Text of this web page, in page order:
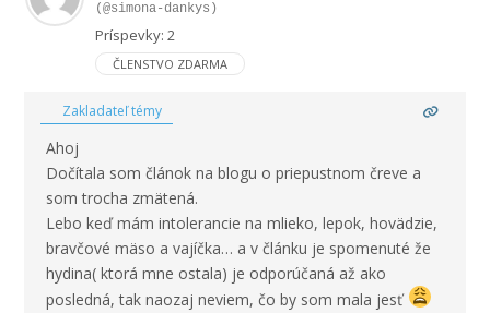
(@simona-dankys)
Príspevky: 2
ČLENSTVO ZDARMA
Zakladateľ témy
Ahoj
Dočítala som článok na blogu o priepustnom čreve a
som trocha zmätená.
Lebo keď mám intolerancie na mlieko, lepok, hovädzie,
bravčové mäso a vajíčka… a v článku je spomenuté že
hydina( ktorá mne ostala) je odporúčaná až ako
posledná, tak naozaj neviem, čo by som mala jesť